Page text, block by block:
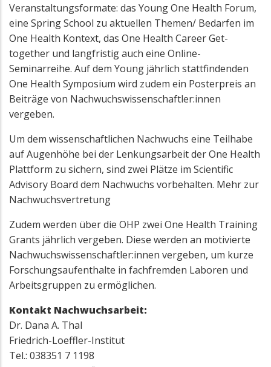
Veranstaltungsformate: das Young One Health Forum,
eine Spring School zu aktuellen Themen/ Bedarfen im
One Health Kontext, das One Health Career Get-
together und langfristig auch eine Online-
Seminarreihe. Auf dem Young jährlich stattfindenden
One Health Symposium wird zudem ein Posterpreis an
Beiträge von Nachwuchswissenschaftler:innen
vergeben.
Um dem wissenschaftlichen Nachwuchs eine Teilhabe
auf Augenhöhe bei der Lenkungsarbeit der One Health
Plattform zu sichern, sind zwei Plätze im Scientific
Advisory Board dem Nachwuchs vorbehalten. Mehr zur
Nachwuchsvertretung
Zudem werden über die OHP zwei One Health Training
Grants jährlich vergeben. Diese werden an motivierte
Nachwuchswissenschaftler:innen vergeben, um kurze
Forschungsaufenthalte in fachfremden Laboren und
Arbeitsgruppen zu ermöglichen.
Kontakt Nachwuchsarbeit:
Dr. Dana A. Thal
Friedrich-Loeffler-Institut
Tel.: 038351 7 1198